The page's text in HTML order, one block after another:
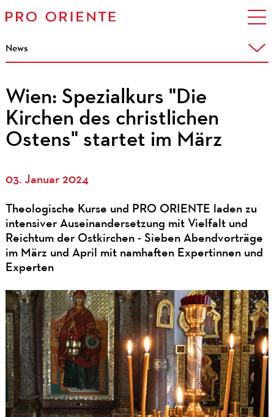
News
Wien: Spezialkurs "Die
Kirchen des christlichen
Ostens" startet im März
03. Januar 2024
Theologische Kurse und PRO ORIENTE laden zu
intensiver Auseinandersetzung mit Vielfalt und
Reichtum der Ostkirchen - Sieben Abendvorträge
im März und April mit namhaften Expertinnen und
Experten